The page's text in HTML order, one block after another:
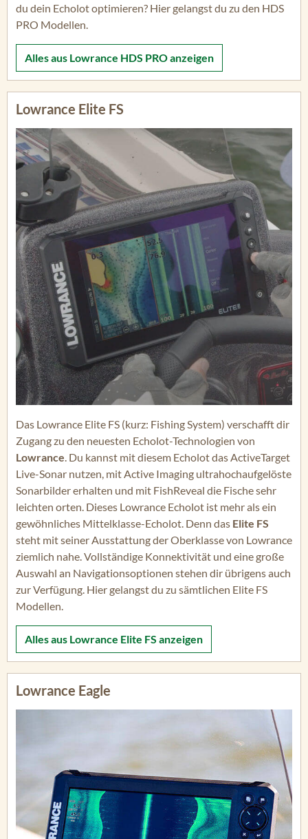
du dein Echolot optimieren? Hier gelangst du zu den HDS
PRO Modellen.
Alles aus Lowrance HDS PROanzeigen
Lowrance Elite FS
Das Lowrance Elite FS (kurz: Fishing System) verschafft dir
Zugang zu den neuesten Echolot-Technologien von
Lowrance. Du kannst mit diesem Echolot das ActiveTarget
Live-Sonar nutzen, mit Active Imaging ultrahochaufgelöste
Sonarbilder erhalten und mit FishReveal die Fische sehr
leichten orten. Dieses Lowrance Echolot ist mehr als ein
gewöhnliches Mittelklasse-Echolot. Denn das Elite FS
steht mit seiner Ausstattung der Oberklasse von Lowrance
ziemlich nahe. Vollständige Konnektivität und eine große
Auswahl an Navigationsoptionen stehen dir übrigens auch
zur Verfügung. Hier gelangst du zu sämtlichen Elite FS
Modellen.
Alles aus Lowrance Elite FS anzeigen
Lowrance Eagle